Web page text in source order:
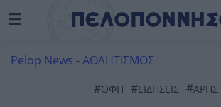
Pelop News -ΑΘΛΗΤΙΣΜΟΣ
#ΟΦΗ #ΕΙΔΗΣΕΙΣ #ΑΡΗΣ